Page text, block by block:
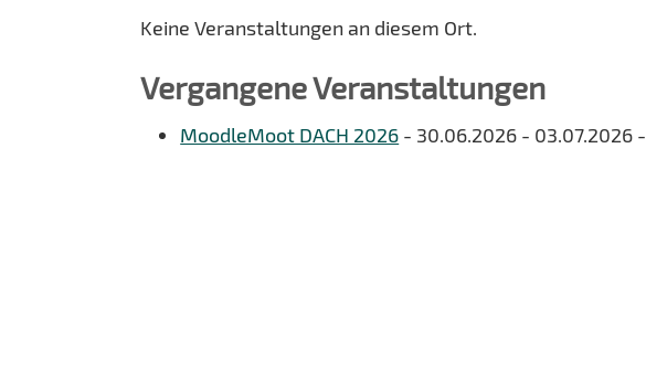
Keine Veranstaltungen an diesem Ort.
Vergangene Veranstaltungen
MoodleMoot DACH 2026 - 30.06.2026 - 03.07.2026 -